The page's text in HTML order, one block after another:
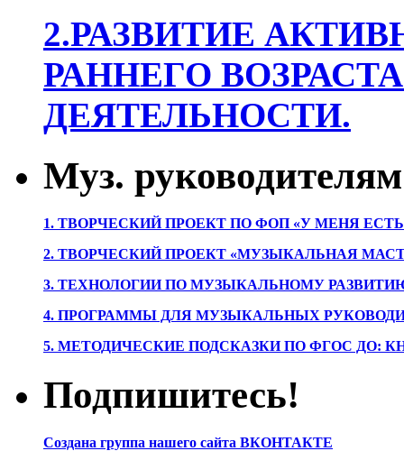
2.РАЗВИТИЕ
РАННЕГО
ДЕЯТЕЛЬНОСТИ.
Муз. руководителям
1. ТВОРЧЕСКИЙ ПРОЕКТ ПО ФОП «У МЕНЯ
2. ТВОРЧЕСКИЙ ПРОЕКТ «МУЗЫКАЛЬНАЯ
3. ТЕХНОЛОГИИ ПО МУЗЫКАЛЬНОМУ
4. ПРОГРАММЫ ДЛЯ МУЗЫКАЛЬНЫХ
5. МЕТОДИЧЕСКИЕ ПОДСКАЗКИ ПО ФГОС ДО:
Подпишитесь!
Создана группа нашего сайта ВКОНТАКТЕ